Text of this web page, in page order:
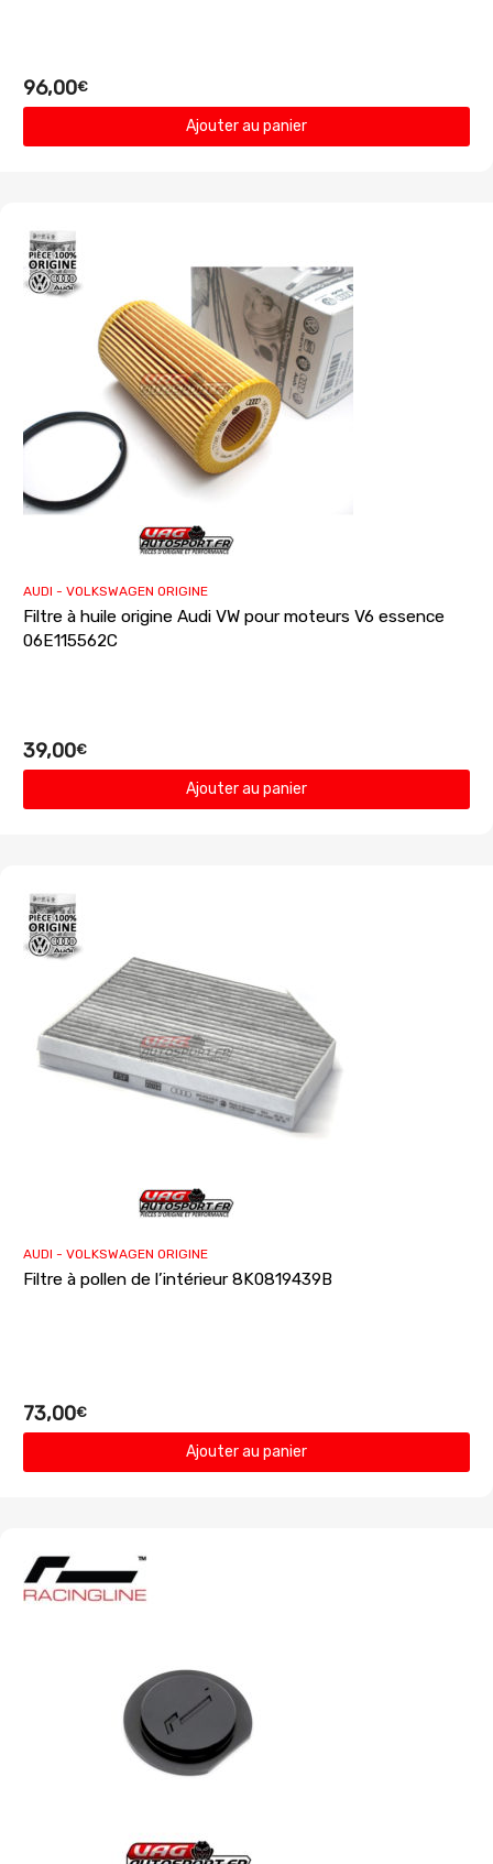
96,00€
Ajouter au panier
AUDI - VOLKSWAGEN ORIGINE
Filtre à huile origine Audi VW pour moteurs V6 essence
06E115562C
39,00€
Ajouter au panier
AUDI - VOLKSWAGEN ORIGINE
Filtre à pollen de l’intérieur 8K0819439B
73,00€
Ajouter au panier